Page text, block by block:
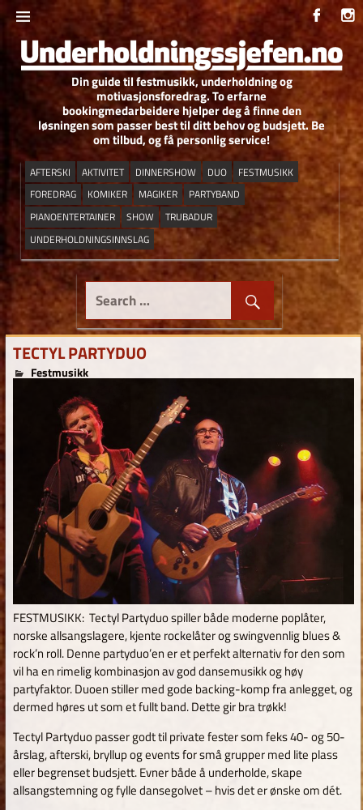
Skip
content
Din guide til festmusikk, underholdning og
motivasjonsforedrag. To erfarne
bookingmedarbeidere hjelper deg å finne den
løsningen som passer best til ditt behov og budsjett. Be
om tilbud, og få personlig service!
AFTERSKI AKTIVITET DINNERSHOW DUO
FESTMUSIKK
FOREDRAG
KOMIKER MAGIKER
PARTYBAND
PIANOENTERTAINER
SHOW
TRUBADUR
UNDERHOLDNINGSINNSLAG
TECTYL PARTYDUO
1. juli 2021
TomAdm
Festmusikk
FESTMUSIKK: Tectyl Partyduo spiller både moderne poplåter,
norske allsangslagere, kjente rockelåter og swingvennlig blues &
rock’n roll. Denne partyduo’en er et perfekt alternativ for den som
vil ha en rimelig kombinasjon av god dansemusikk og høy
partyfaktor. Duoen stiller med gode backing-komp fra anlegget, og
dermed høres ut som et fullt band. Dette gir bra trøkk!
Tectyl Partyduo passer godt til private fester som feks 40- og 50-
årslag, afterski, bryllup og events for små grupper med lite plass
eller begrenset budsjett. Evner både å underholde, skape
allsangstemning og fylle dansegolvet – hvis det er ønske om dét.